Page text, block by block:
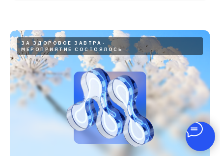
ЗА ЗДОРОВОЕ ЗАВТРА
МЕРОПРИЯТИЕ СОСТОЯЛОСЬ